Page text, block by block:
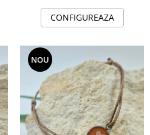
CONFIGUREAZA
NOU